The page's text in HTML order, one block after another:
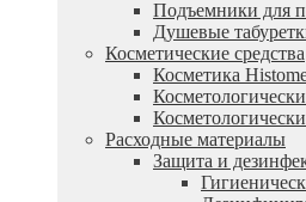
Подъемники для
Душевые
Косметические средства
Косметика
Расходные материалы
Защита и